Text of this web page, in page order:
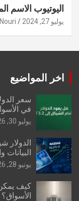
اليوتيوب الاسم
يوليو 27, 2024
اخر المواضيع
سعر
في
يوليو 30, 2026
الدولار
البيانات
يونيو 28, 2026
كيف
الأسواق؟